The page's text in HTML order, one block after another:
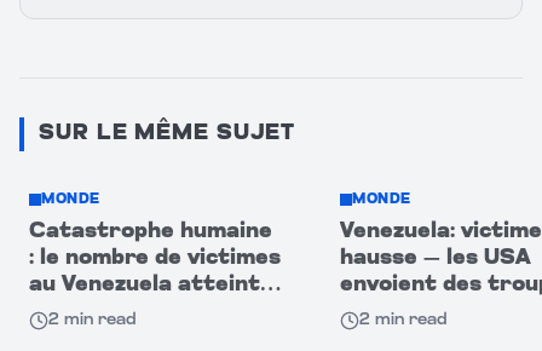
SUR LE MÊME SUJET
MONDE
Catastrophe humaine
: le nombre de victimes
au Venezuela atteint
920
2 min read
MONDE
Venezuela:
hausse — les USA
envoient des
après le séisme
dévastateur!
2 min read